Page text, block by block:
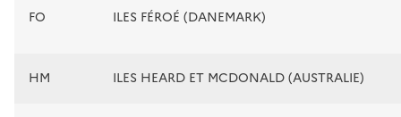
FO ILES FÉROÉ (DANEMARK)
HM ILES HEARD ET MCDONALD (AUSTRALIE)